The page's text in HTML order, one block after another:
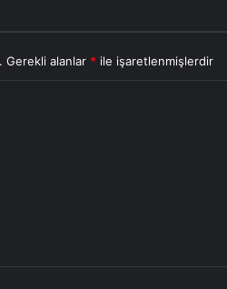
Gerekli alanlar * ile işaretlenmişlerdir